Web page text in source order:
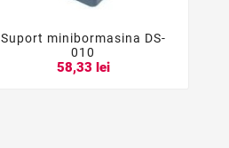

Suport minibormasina DS-
010
58,33 lei